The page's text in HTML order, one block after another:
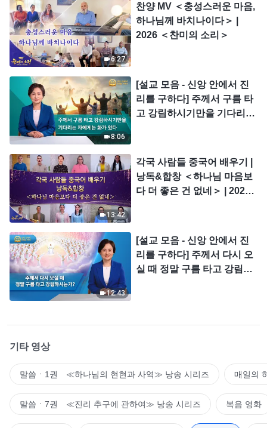
6:27
찬양 MV ＜충성스러운 마음,
하나님께 바치나이다＞ |
2026 ＜찬미의 소리＞
8:06
[설교 모음 - 신앙 안에서 진
리를 구하다] 주께서 구름 타
고 강림하시기만을 기다리는
13:42
각국 사람들 중국어 배우기 |
낭독&합창 ＜하나님 마음보
다 더 좋은 건 없네＞ | 2026
12:43
[설교 모음 - 신앙 안에서 진
리를 구하다] 주께서 다시 오
실 때 정말 구름 타고 강림하
기타 영상
말씀ㆍ1권 ≪하나님의 현현과 사역≫ 낭송 시리즈 매일의
말씀ㆍ7권 ≪진리 추구에 관하여≫ 낭송 시리즈 복음 영화